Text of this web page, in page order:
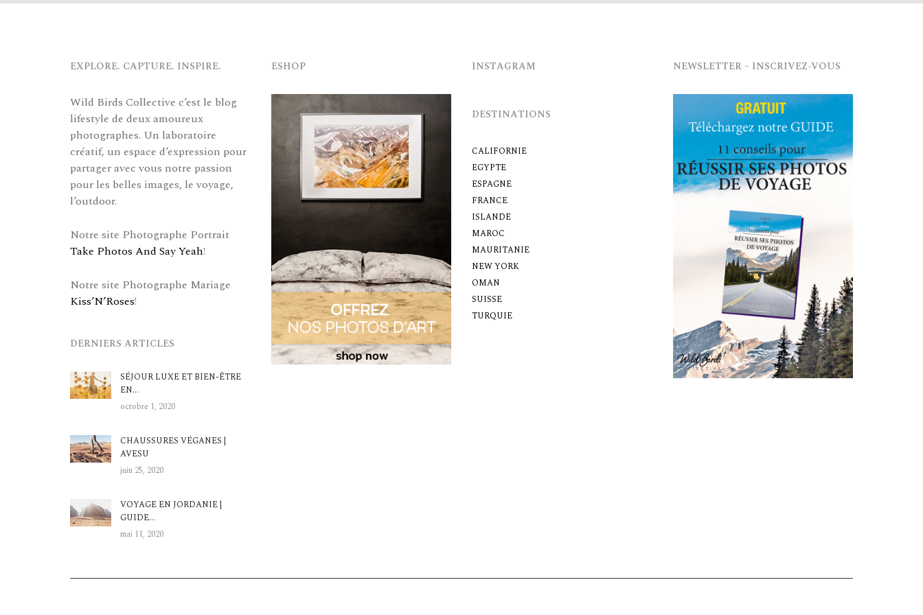
EXPLORE. CAPTURE. INSPIRE.
Wild Birds Collective c’est le blog
lifestyle de deux amoureux
photographes. Un laboratoire
créatif, un espace d’expression pour
partager avec vous notre passion
pour les belles images, le voyage,
l’outdoor.
Notre site Photographe Portrait
Take Photos And Say Yeah!
Notre site Photographe Mariage
Kiss’N’Roses!
DERNIERS ARTICLES
SÉJOUR LUXE ET BIEN-ÊTRE
EN…
octobre 1, 2020
CHAUSSURES VÉGANES |
AVESU
juin 25, 2020
VOYAGE EN JORDANIE |
GUIDE…
mai 11, 2020
ESHOP INSTAGRAM
DESTINATIONS
CALIFORNIE
EGYPTE
ESPAGNE
FRANCE
ISLANDE
MAROC
MAURITANIE
NEW YORK
OMAN
SUISSE
TURQUIE
NEWSLETTER – INSCRIVEZ-VOUS